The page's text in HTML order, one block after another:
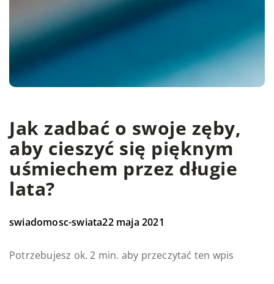
Jak zadbać o swoje zęby,
aby cieszyć się pięknym
uśmiechem przez długie
lata?
swiadomosc-swiata22 maja 2021
Potrzebujesz ok. 2 min. aby przeczytać ten wpis